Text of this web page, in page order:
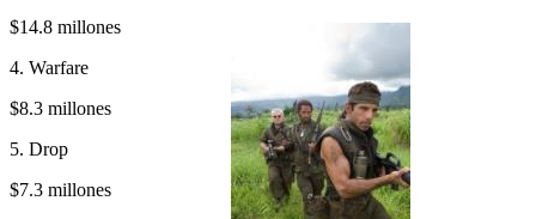
$14.8 millones
4. Warfare
$8.3 millones
5. Drop
$7.3 millones